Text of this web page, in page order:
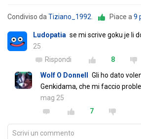
Condiviso daTiziano_1992. Piace a9
Ludopatia se mi scrive goku je li
25
Rispondi
8
Wolf O Donnell
Gli ho dato
Genkidama, che mi faccio
mag 25
7
Scrivi un commento